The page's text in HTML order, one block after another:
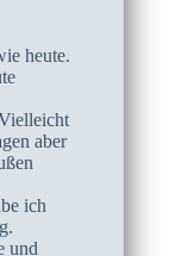
heute.
aber
ich
und